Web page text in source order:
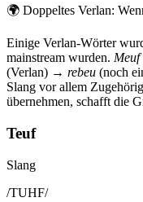
🌍 Doppeltes Verlan:
Einige Verlan-Wörter
mainstream wurden. Meuf
(Verlan) → rebeu (noch
Slang vor allem
übernehmen, schafft die
Teuf
Slang
/TUHF/